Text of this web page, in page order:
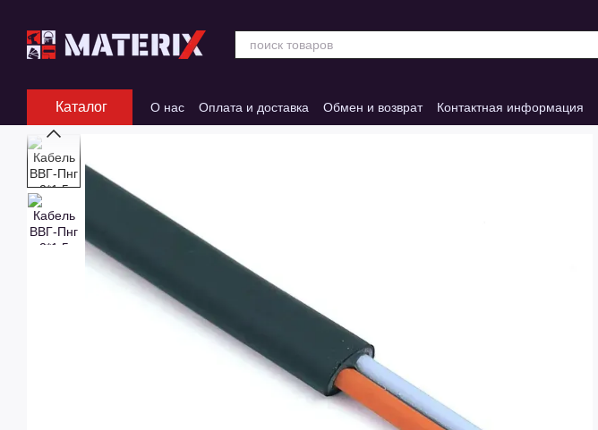
Каталог О нас Оплата и доставка Обмен и возврат Контактная информация